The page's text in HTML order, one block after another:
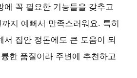
에 꼭 필요한 기능들을 갖추고
지 예뻐서 만족스러워요. 특히
서 집안 정돈에도 큰 도움이 되
한 품질이라 주변에 추천하고